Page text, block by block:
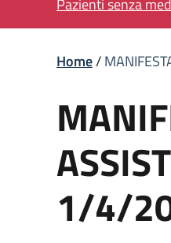
Pazienti senza
Home/
1/4/